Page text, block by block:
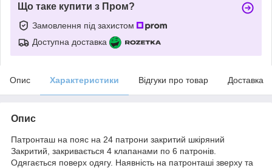
Що таке купити з Пром?
Замовлення під захистом
Доступна доставка
Опис Характеристики Відгуки про товар Доставка
Опис
Патронташ на пояс на 24 патрони закритий шкіряний
Закритий, закривається 4 клапанами по 6 патронів.
Одягається поверх одягу. Наявність на патронташі зверху та